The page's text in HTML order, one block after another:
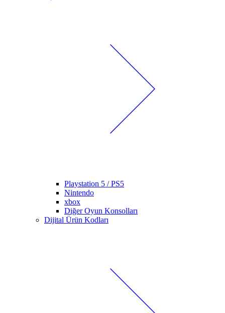
Playstation 5 / PS5
Nintendo
xbox
Diğer Oyun Konsolları
Dijital Ürün Kodları